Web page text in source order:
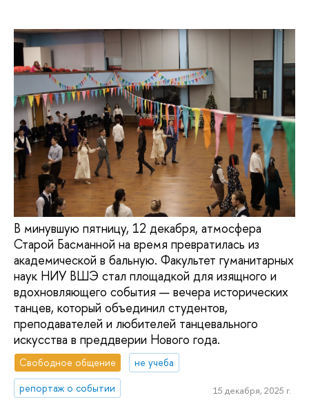
В минувшую пятницу, 12 декабря, атмосфера
Старой Басманной на время превратилась из
академической в бальную. Факультет гуманитарных
наук НИУ ВШЭ стал площадкой для изящного и
вдохновляющего события — вечера исторических
танцев, который объединил студентов,
преподавателей и любителей танцевального
искусства в преддверии Нового года.
Свободное общение
не учеба
репортаж о событии
15 декабря, 2025 г.